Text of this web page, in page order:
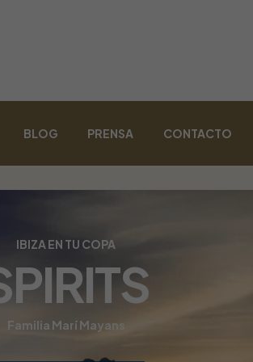
BLOG PRENSA CONTACTO
IBIZA EN TU COPA
Familia Marí Mayans